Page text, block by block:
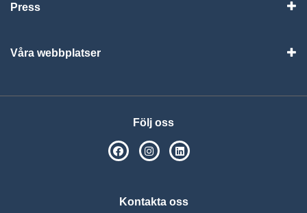
Press
Våra webbplatser
Följ oss
SPSM på Facebook
SPSM på Instagram
Kontakta oss